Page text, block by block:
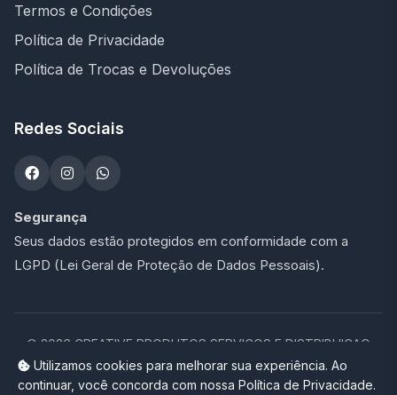
Termos e Condições
Política de Privacidade
Política de Trocas e Devoluções
Redes Sociais
Segurança
Seus dados estão protegidos em conformidade com a
LGPD (Lei Geral de Proteção de Dados Pessoais).
© 2026 CREATIVE PRODUTOS SERVICOS E DISTRIBUICAO
LTDA - 47.273.900/0001-76. Todos os direitos reservados.
Utilizamos cookies para melhorar sua experiência. Ao
continuar, você concorda com nossa Política de Privacidade.